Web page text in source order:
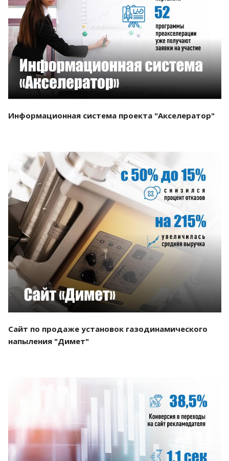
Смотреть проект
Информационная система проекта "Акселератор"
Смотреть проект
Сайт по продаже установок газодинамического
напыления "Димет"